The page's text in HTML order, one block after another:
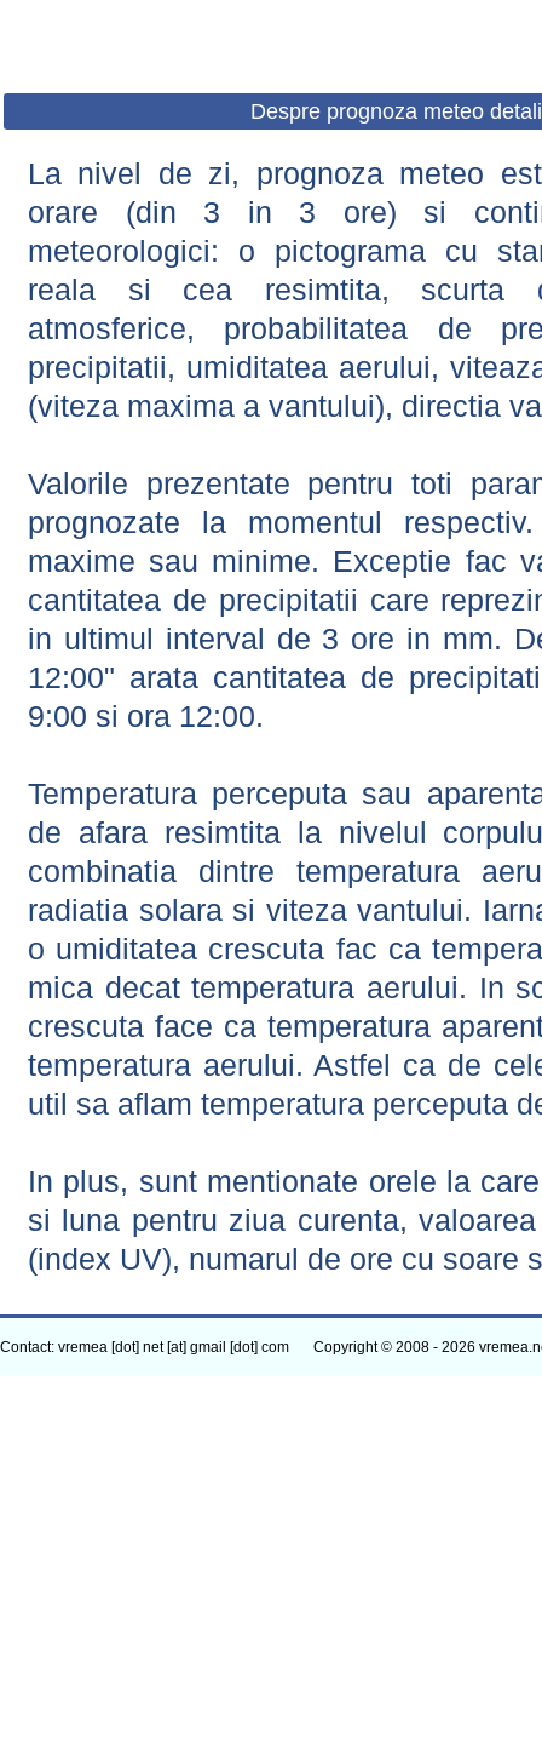
Despre prognoza meteo
La nivel de zi, prognoza meteo
orare (din 3 in 3 ore) si
meteorologici: o pictograma cu
reala si cea resimtita, scurta
atmosferice, probabilitatea de
precipitatii, umiditatea aerului,
(viteza maxima a vantului), directia
Valorile prezentate pentru toti
prognozate la momentul
maxime sau minime. Exceptie fac
cantitatea de precipitatii care
in ultimul interval de 3 ore in mm.
12:00" arata cantitatea de
9:00 si ora 12:00.
Temperatura perceputa sau
de afara resimtita la nivelul
combinatia dintre temperatura
radiatia solara si viteza vantului.
o umiditatea crescuta fac ca
mica decat temperatura aerului. In
crescuta face ca temperatura
temperatura aerului. Astfel ca de
util sa aflam temperatura perceputa
In plus, sunt mentionate orele la
si luna pentru ziua curenta,
(index UV), numarul de ore cu soare
Contact: vremea [dot] net [at] gmail [dot] com Copyright © 2008 - 2026